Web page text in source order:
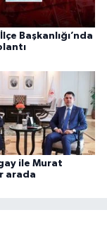
Başkanlığı’nda
ile Murat
arada